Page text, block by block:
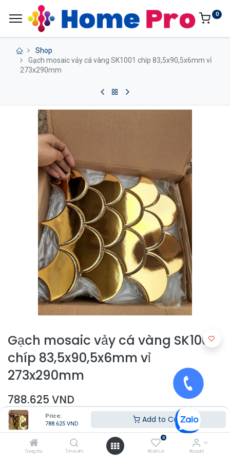
Price:
788.625 VND Add to Cart
Trang chủ Tìm kiếm
0
Wishlist Account
0
Shop
Gạch mosaic vảy cá vàng SK1001 chíp 83,5x90,5x6mm vỉ
273x290mm
Gạch mosaic vảy cá vàng SK1001
chíp 83,5x90,5x6mm vỉ
273x290mm
788.625 VND